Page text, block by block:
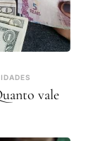
vale